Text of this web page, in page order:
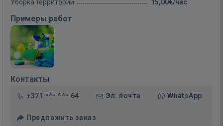
Уборка территории 15,00€/час
Примеры работ
Контакты
+371 *** *** 64 Эл. почта WhatsApp
Предложить заказ